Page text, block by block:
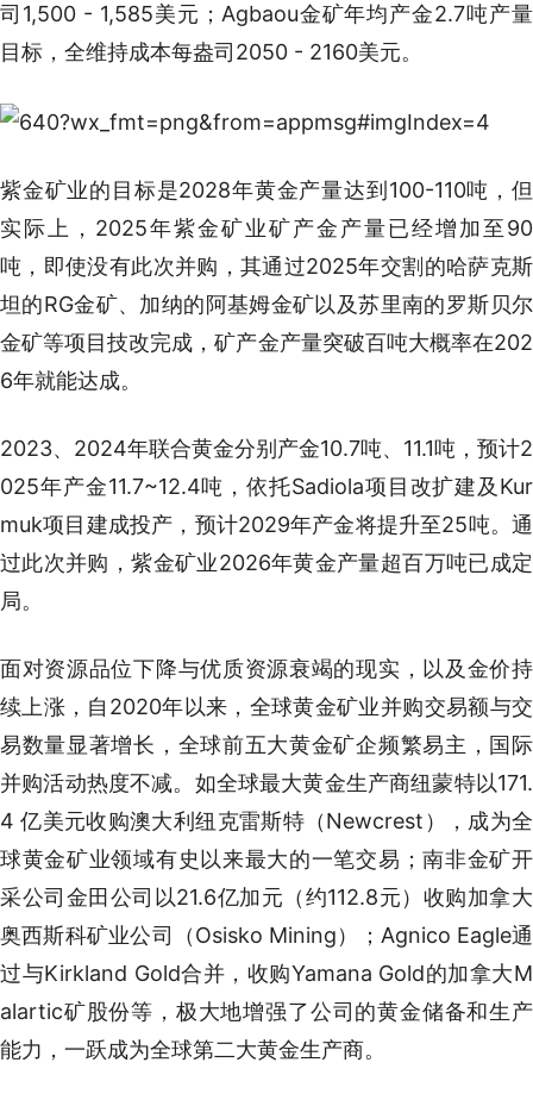
司1,500 - 1,585美元；Agbaou金矿年均产金2.7吨产量
目标，全维持成本每盎司2050 - 2160美元。
紫金矿业的目标是2028年黄金产量达到100-110吨，但
实际上，2025年紫金矿业矿产金产量已经增加至90
吨，即使没有此次并购，其通过2025年交割的哈萨克斯
坦的RG金矿、加纳的阿基姆金矿以及苏里南的罗斯贝尔
金矿等项目技改完成，矿产金产量突破百吨大概率在202
6年就能达成。
2023、2024年联合黄金分别产金10.7吨、11.1吨，预计2
025年产金11.7~12.4吨，依托Sadiola项目改扩建及Kur
muk项目建成投产，预计2029年产金将提升至25吨。通
过此次并购，紫金矿业2026年黄金产量超百万吨已成定
局。
面对资源品位下降与优质资源衰竭的现实，以及金价持
续上涨，自2020年以来，全球黄金矿业并购交易额与交
易数量显著增长，全球前五大黄金矿企频繁易主，国际
并购活动热度不减。如全球最大黄金生产商纽蒙特以171.
4 亿美元收购澳大利纽克雷斯特（Newcrest），成为全
球黄金矿业领域有史以来最大的一笔交易；南非金矿开
采公司金田公司以21.6亿加元（约112.8元）收购加拿大
奥西斯科矿业公司（Osisko Mining）；Agnico Eagle通
过与Kirkland Gold合并，收购Yamana Gold的加拿大M
alartic矿股份等，极大地增强了公司的黄金储备和生产
能力，一跃成为全球第二大黄金生产商。